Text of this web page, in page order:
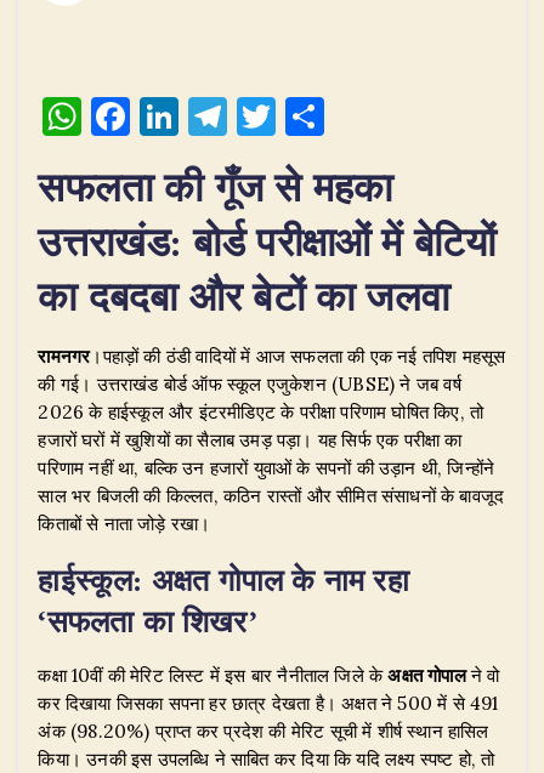
W
at
s
A
p
p
F
c
e
b
o
o
k
Li
n
k
e
dI
n
T
el
e
g
ra
m
T
w
it
te
r
ar
e
सफलता की गूँज से महका
उत्तराखंड: बोर्ड परीक्षाओं में बेटियों
का दबदबा और बेटों का जलवा
रामनगर।पहाड़ों की ठंडी वादियों में आज सफलता की एक नई तपिश महसूस
की गई। उत्तराखंड बोर्ड ऑफ स्कूल एजुकेशन (UBSE) ने जब वर्ष
2026 के हाईस्कूल और इंटरमीडिएट के परीक्षा परिणाम घोषित किए, तो
हजारों घरों में खुशियों का सैलाब उमड़ पड़ा। यह सिर्फ एक परीक्षा का
परिणाम नहीं था, बल्कि उन हजारों युवाओं के सपनों की उड़ान थी, जिन्होंने
साल भर बिजली की किल्लत, कठिन रास्तों और सीमित संसाधनों के बावजूद
किताबों से नाता जोड़े रखा।
हाईस्कूल: अक्षत गोपाल के नाम रहा
‘सफलता का शिखर’
​कक्षा 10वीं की मेरिट लिस्ट में इस बार नैनीताल जिले केअक्षत गोपालने वो
कर दिखाया जिसका सपना हर छात्र देखता है। अक्षत ने 500 में से 491
अंक (98.20%) प्राप्त कर प्रदेश की मेरिट सूची में शीर्ष स्थान हासिल
किया। उनकी इस उपलब्धि ने साबित कर दिया कि यदि लक्ष्य स्पष्ट हो, तो